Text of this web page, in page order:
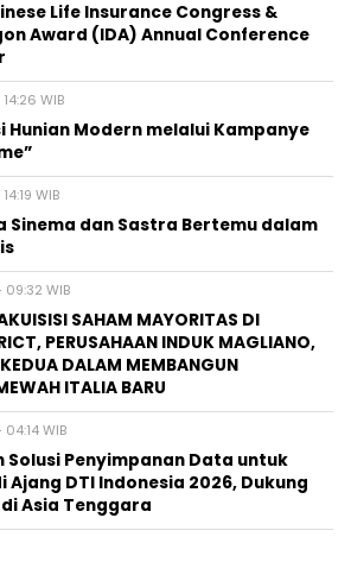
Life Insurance Congress &
Award (IDA) Annual Conference
WIB
Hunian Modern melalui Kampanye
WIB
Sinema dan Sastra Bertemu dalam
WIB
SAHAM MAYORITAS DI
PERUSAHAAN INDUK MAGLIANO,
DALAM MEMBANGUN
ITALIA BARU
WIB
Solusi Penyimpanan Data untuk
Ajang DTI Indonesia 2026, Dukung
Asia Tenggara